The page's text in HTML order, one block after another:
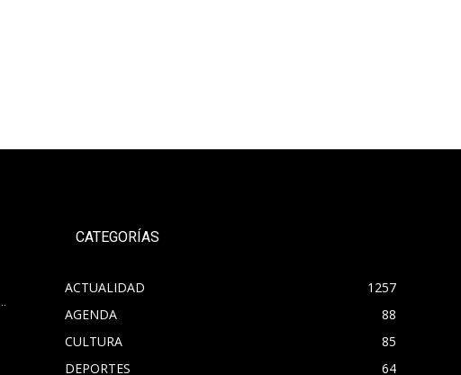
CATEGORÍAS
ACTUALIDAD
1257
AGENDA
88
CULTURA
85
DEPORTES
64